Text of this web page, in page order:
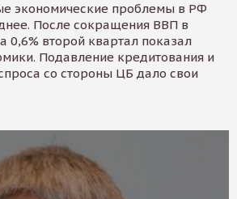
экономические проблемы в РФ
После сокращения ВВП в
0,6% второй квартал показал
Подавление кредитования и
со стороны ЦБ дало свои